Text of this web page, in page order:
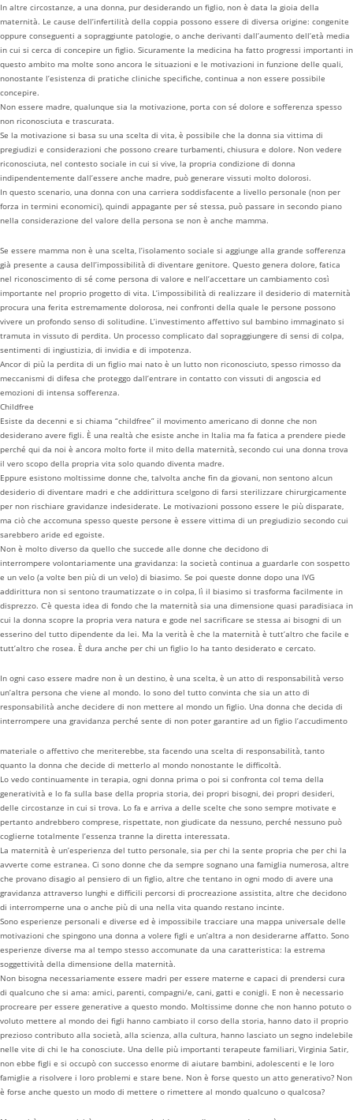
In altre circostanze, a una donna, pur desiderando un figlio, non è data la gioia della
maternità. Le cause dell’infertilità della coppia possono essere di diversa origine: congenite
oppure conseguenti a sopraggiunte patologie, o anche derivanti dall’aumento dell’età media
in cui si cerca di concepire un figlio. Sicuramente la medicina ha fatto progressi importanti in
questo ambito ma molte sono ancora le situazioni e le motivazioni in funzione delle quali,
nonostante l’esistenza di pratiche cliniche specifiche, continua a non essere possibile
concepire.
Non essere madre, qualunque sia la motivazione, porta con sé dolore e sofferenza spesso
non riconosciuta e trascurata.
Se la motivazione si basa su una scelta di vita, è possibile che la donna sia vittima di
pregiudizi e considerazioni che possono creare turbamenti, chiusura e dolore. Non vedere
riconosciuta, nel contesto sociale in cui si vive, la propria condizione di donna
indipendentemente dall’essere anche madre, può generare vissuti molto dolorosi.
In questo scenario, una donna con una carriera soddisfacente a livello personale (non per
forza in termini economici), quindi appagante per sé stessa, può passare in secondo piano
nella considerazione del valore della persona se non è anche mamma.
Se essere mamma non è una scelta, l’isolamento sociale si aggiunge alla grande sofferenza
già presente a causa dell’impossibilità di diventare genitore. Questo genera dolore, fatica
nel riconoscimento di sé come persona di valore e nell’accettare un cambiamento così
importante nel proprio progetto di vita. L’impossibilità di realizzare il desiderio di maternità
procura una ferita estremamente dolorosa, nei confronti della quale le persone possono
vivere un profondo senso di solitudine. L’investimento affettivo sul bambino immaginato si
tramuta in vissuto di perdita. Un processo complicato dal sopraggiungere di sensi di colpa,
sentimenti di ingiustizia, di invidia e di impotenza.
Ancor di più la perdita di un figlio mai nato è un lutto non riconosciuto, spesso rimosso da
meccanismi di difesa che proteggo dall’entrare in contatto con vissuti di angoscia ed
emozioni di intensa sofferenza.
Childfree
Esiste da decenni e si chiama “childfree” il movimento americano di donne che non
desiderano avere figli. È una realtà che esiste anche in Italia ma fa fatica a prendere piede
perché qui da noi è ancora molto forte il mito della maternità, secondo cui una donna trova
il vero scopo della propria vita solo quando diventa madre.
Eppure esistono moltissime donne che, talvolta anche fin da giovani, non sentono alcun
desiderio di diventare madri e che addirittura scelgono di farsi sterilizzare chirurgicamente
per non rischiare gravidanze indesiderate. Le motivazioni possono essere le più disparate,
ma ciò che accomuna spesso queste persone è essere vittima di un pregiudizio secondo cui
sarebbero aride ed egoiste.
Non è molto diverso da quello che succede alle donne che decidono di
interrompere volontariamente una gravidanza: la società continua a guardarle con sospetto
e un velo (a volte ben più di un velo) di biasimo. Se poi queste donne dopo una IVG
addirittura non si sentono traumatizzate o in colpa, lì il biasimo si trasforma facilmente in
disprezzo. C’è questa idea di fondo che la maternità sia una dimensione quasi paradisiaca in
cui la donna scopre la propria vera natura e gode nel sacrificare se stessa ai bisogni di un
esserino del tutto dipendente da lei. Ma la verità è che la maternità è tutt’altro che facile e
tutt’altro che rosea. È dura anche per chi un figlio lo ha tanto desiderato e cercato.
In ogni caso essere madre non è un destino, è una scelta, è un atto di responsabilità verso
un’altra persona che viene al mondo. Io sono del tutto convinta che sia un atto di
responsabilità anche decidere di non mettere al mondo un figlio. Una donna che decida di
interrompere una gravidanza perché sente di non poter garantire ad un figlio l’accudimento
materiale o affettivo che meriterebbe, sta facendo una scelta di responsabilità, tanto
quanto la donna che decide di metterlo al mondo nonostante le difficoltà.
Lo vedo continuamente in terapia, ogni donna prima o poi si confronta col tema della
generatività e lo fa sulla base della propria storia, dei propri bisogni, dei propri desideri,
delle circostanze in cui si trova. Lo fa e arriva a delle scelte che sono sempre motivate e
pertanto andrebbero comprese, rispettate, non giudicate da nessuno, perché nessuno può
coglierne totalmente l’essenza tranne la diretta interessata.
La maternità è un’esperienza del tutto personale, sia per chi la sente propria che per chi la
avverte come estranea. Ci sono donne che da sempre sognano una famiglia numerosa, altre
che provano disagio al pensiero di un figlio, altre che tentano in ogni modo di avere una
gravidanza attraverso lunghi e difficili percorsi di procreazione assistita, altre che decidono
di interromperne una o anche più di una nella vita quando restano incinte.
Sono esperienze personali e diverse ed è impossibile tracciare una mappa universale delle
motivazioni che spingono una donna a volere figli e un’altra a non desiderarne affatto. Sono
esperienze diverse ma al tempo stesso accomunate da una caratteristica: la estrema
soggettività della dimensione della maternità.
Non bisogna necessariamente essere madri per essere materne e capaci di prendersi cura
di qualcuno che si ama: amici, parenti, compagni/e, cani, gatti e conigli. E non è necessario
procreare per essere generative a questo mondo. Moltissime donne che non hanno potuto o
voluto mettere al mondo dei figli hanno cambiato il corso della storia, hanno dato il proprio
prezioso contributo alla società, alla scienza, alla cultura, hanno lasciato un segno indelebile
nelle vite di chi le ha conosciute. Una delle più importanti terapeute familiari, Virginia Satir,
non ebbe figli e si occupò con successo enorme di aiutare bambini, adolescenti e le loro
famiglie a risolvere i loro problemi e stare bene. Non è forse questo un atto generativo? Non
è forse anche questo un modo di mettere o rimettere al mondo qualcuno o qualcosa?